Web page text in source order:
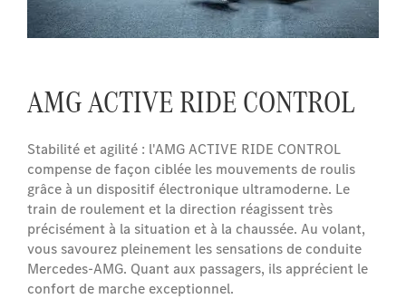
AMG ACTIVE RIDE CONTROL
Stabilité et agilité : l'AMG ACTIVE RIDE CONTROL
compense de façon ciblée les mouvements de roulis
grâce à un dispositif électronique ultramoderne. Le
train de roulement et la direction réagissent très
précisément à la situation et à la chaussée. Au volant,
vous savourez pleinement les sensations de conduite
Mercedes-AMG. Quant aux passagers, ils apprécient le
confort de marche exceptionnel.